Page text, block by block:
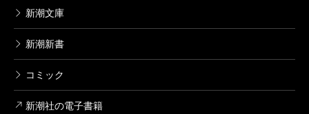
新潮文庫
新潮新書
コミック
新潮社の電子書籍